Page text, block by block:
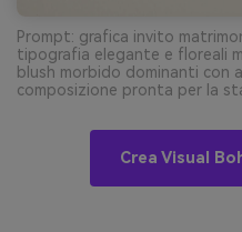
Prompt: grafica invito
tipografia elegante e floreali
blush morbido dominanti
composizione pronta per la
Crea Visual